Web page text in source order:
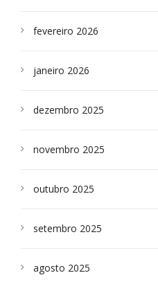
fevereiro 2026
janeiro 2026
dezembro 2025
novembro 2025
outubro 2025
setembro 2025
agosto 2025